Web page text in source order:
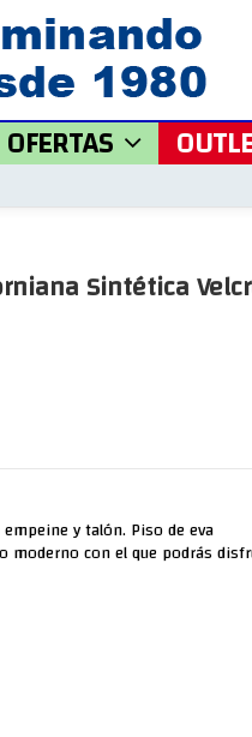
OFERTAS
Sintética
y talón. Piso de eva
moderno con el que podrás